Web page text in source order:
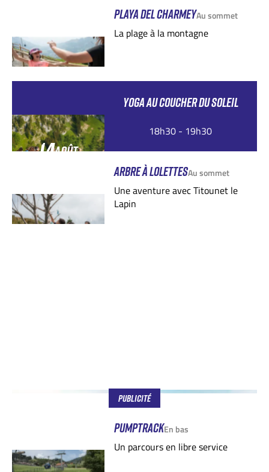
PLAYA DEL CHARMEYAu sommet
La plage à la montagne
14AOÛT
YOGA AU COUCHER DU SOLEIL
18h30 - 19h30
ARBRE À LOLETTESAu sommet
Une aventure avec Titounet le
Lapin
Publicité
PUMPTRACKEn bas
Un parcours en libre service